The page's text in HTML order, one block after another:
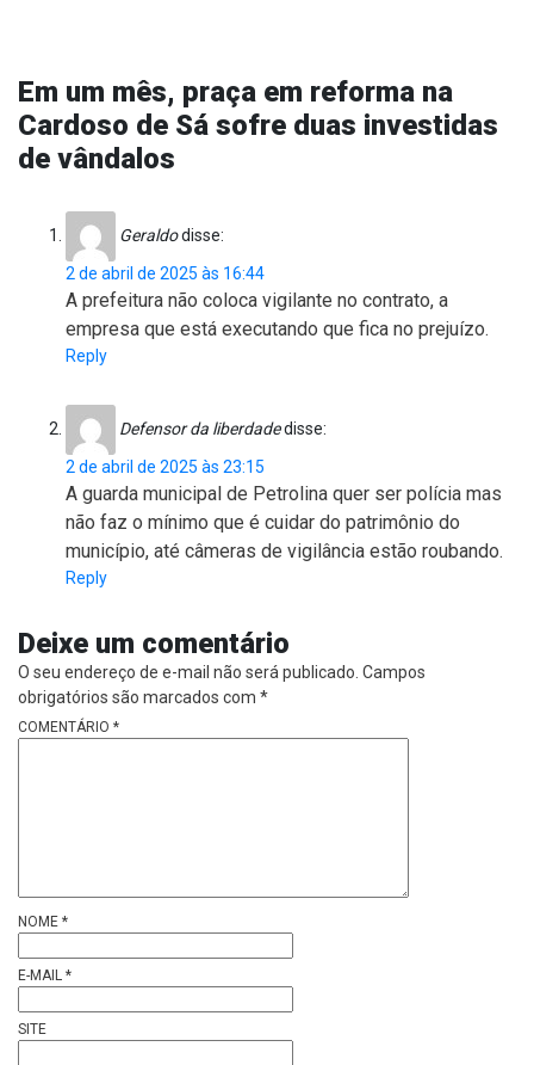
Em um mês, praça em reforma na
Cardoso de Sá sofre duas investidas
de vândalos
Geraldodisse:
2 de abril de 2025 às 16:44
A prefeitura não coloca vigilante no contrato, a
empresa que está executando que fica no prejuízo.
Reply
Defensor da liberdadedisse:
2 de abril de 2025 às 23:15
A guarda municipal de Petrolina quer ser polícia mas
não faz o mínimo que é cuidar do patrimônio do
município, até câmeras de vigilância estão roubando.
Reply
Deixe um comentário
O seu endereço de e-mail não será publicado. Campos
obrigatórios são marcados com *
COMENTÁRIO *
NOME *
E-MAIL *
SITE